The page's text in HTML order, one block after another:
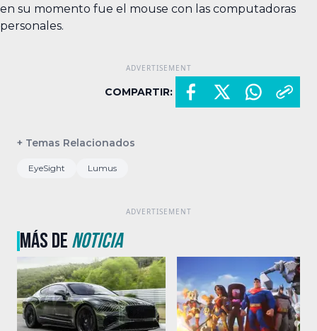
en su momento fue el mouse con las computadoras
personales.
COMPARTIR:
+ Temas Relacionados
EyeSight Lumus
MÁS DENOTICIA